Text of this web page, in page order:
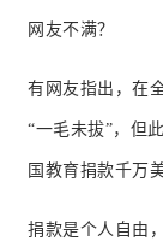
网友不满？
有网友指出，在
“一毛未拔”，但
国教育捐款千万
捐款是个人自由